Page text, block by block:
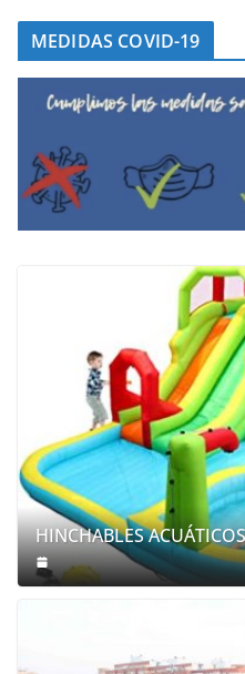
MEDIDAS COVID-19
HINCHABLES ACUÁTICOS